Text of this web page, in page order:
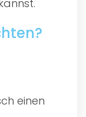
einen